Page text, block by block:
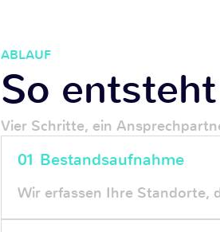
ABLAUF
So
Vier Schritte, ein
01 Bestandsaufnahme
Wir erfassen Ihre Standorte,